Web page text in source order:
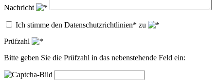
Nachricht
Ich stimme den Datenschutzrichtlinien* zu
Prüfzahl
Bitte geben Sie die Prüfzahl in das nebenstehende Feld ein: